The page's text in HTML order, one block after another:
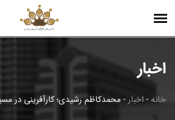
اخبار
خانه-اخبار-محمدکاظم رشیدی؛ کارآفرینی در